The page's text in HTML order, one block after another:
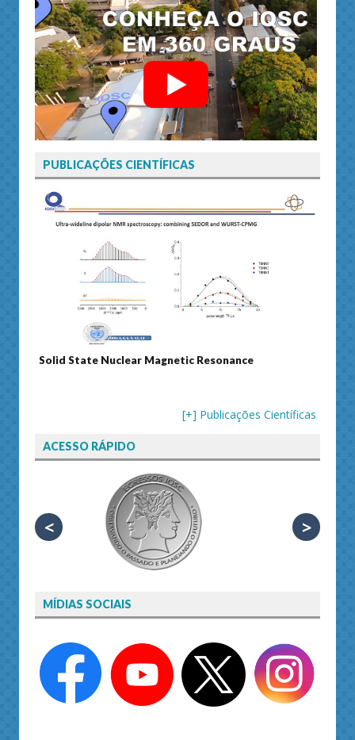
PUBLICAÇÕES CIENTÍFICAS
Solid State Nuclear Magnetic Resonance
[+] Publicações Científicas
ACESSO RÁPIDO
< >
MÍDIAS SOCIAIS